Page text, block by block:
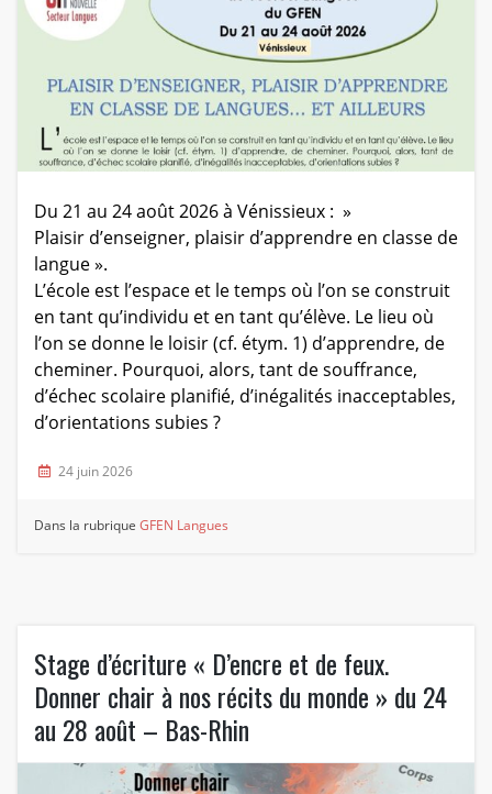
Du 21 au 24 août 2026 à Vénissieux : »
Plaisir d’enseigner, plaisir d’apprendre en classe de
langue ».
L’école est l’espace et le temps où l’on se construit
en tant qu’individu et en tant qu’élève. Le lieu où
l’on se donne le loisir (cf. étym. 1) d’apprendre, de
cheminer. Pourquoi, alors, tant de souffrance,
d’échec scolaire planifié, d’inégalités inacceptables,
d’orientations subies ?
24 juin 2026
Dans la rubriqueGFEN Langues
Stage d’écriture « D’encre et de feux.
Donner chair à nos récits du monde » du 24
au 28 août – Bas-Rhin